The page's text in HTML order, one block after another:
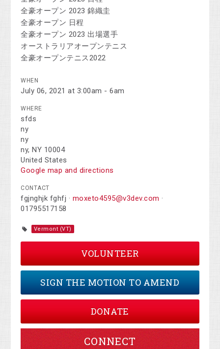
全豪オープン 2023 錦織圭
全豪オープン 日程
全豪オープン 2023 出場選手
オーストラリアオープンテニス
全豪オープンテニス2022
WHEN
July 06, 2021 at 3:00am - 6am
WHERE
sfds
ny
ny
ny, NY 10004
United States
Google map and directions
CONTACT
fgjnghjk fghfj · moxeto4595@v3dev.com ·
01795517158
Vermont (VT)
VOLUNTEER
SIGN THE MOTION TO AMEND
DONATE
CONNECT